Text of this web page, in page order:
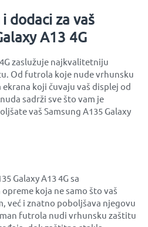
dodaci za vaš
A13 4G
zaslužuje najkvalitetniju
Od futrola koje nude vrhunsku
koji čuvaju vaš displej od
sadrži sve što vam je
vaš Samsung A135 Galaxy
Galaxy A13 4G sa
koja ne samo što vaš
već i znatno poboljšava njegovu
futrola nudi vrhunsku zaštitu